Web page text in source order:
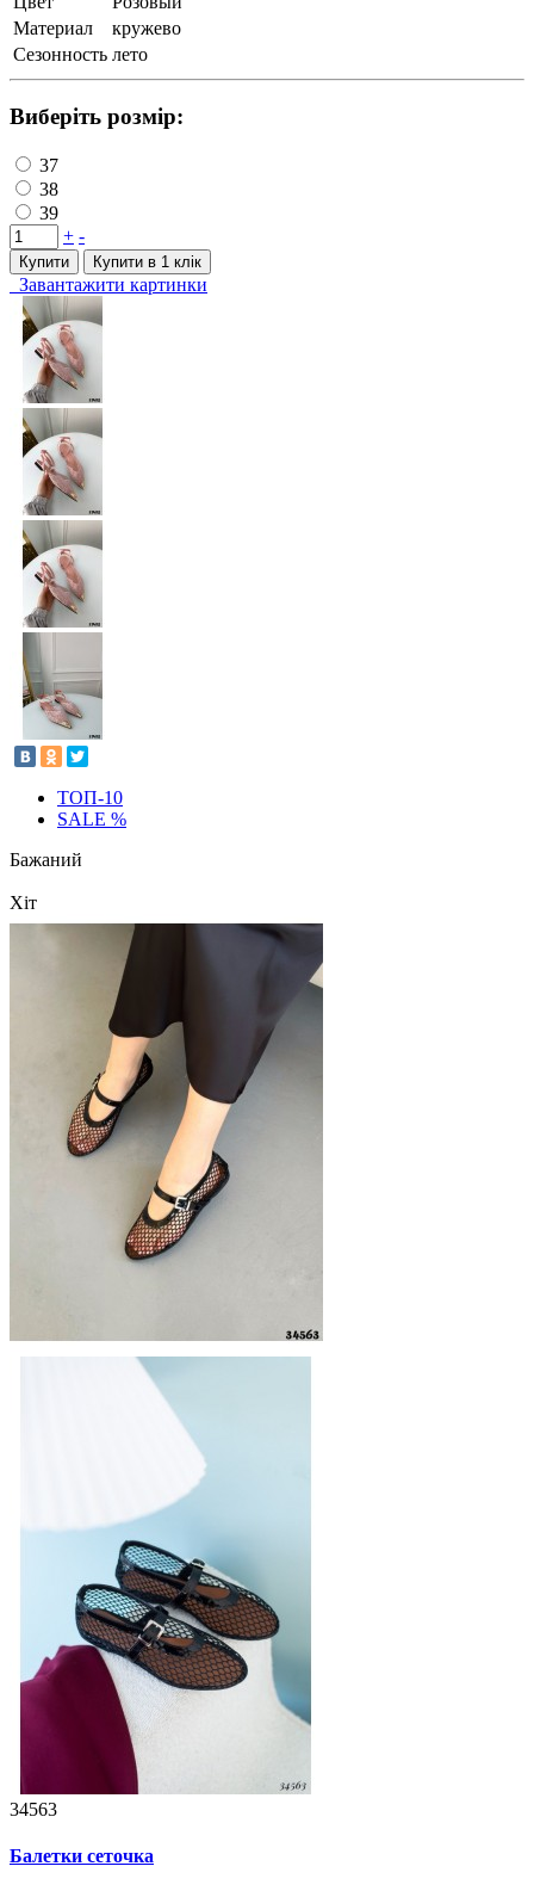
Материал
кружево
Сезонность лето
Виберіть розмір:
37
38
39
+ -
Купити Купити в 1 клiк
Завантажити картинки
ТОП-10
SALE %
Бажаний
Хіт
34563
Балетки сеточка